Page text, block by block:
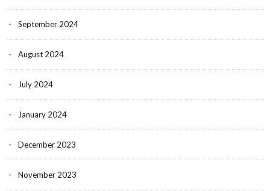
September 2024
August 2024
July 2024
January 2024
December 2023
November 2023